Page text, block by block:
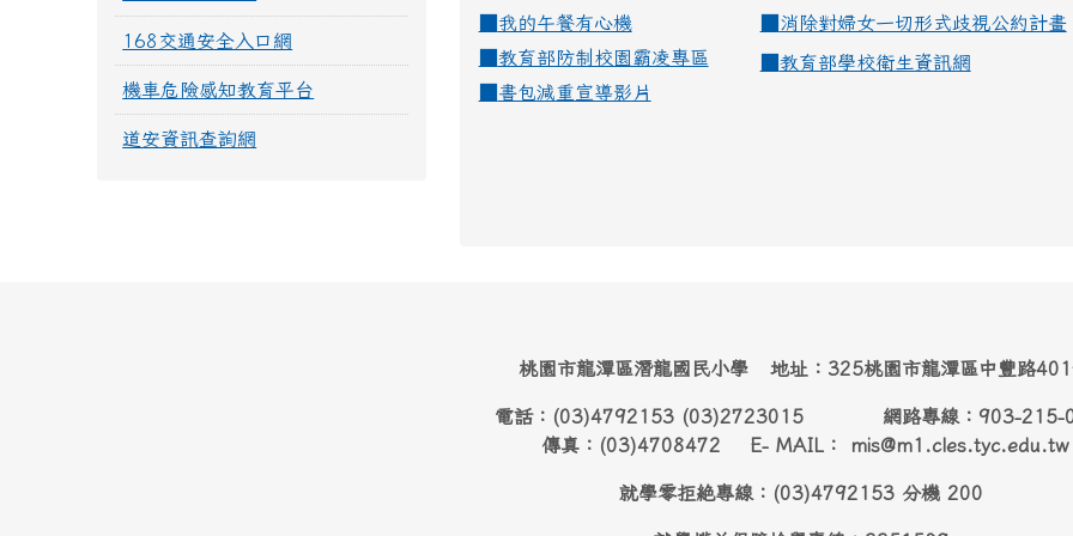
我的午餐有心機
消除對婦女一切形式歧視公約計畫
教育部防制校園霸凌專區
教育部學校衛生資訊網
書包減重宣導影片
168交通安全入口網
機車危險感知教育平台
道安資訊查詢網
桃園市龍潭區潛龍國民小學 地址：325桃園市龍潭區中豐路
電話：(03)4792153 (03)2723015 網路專線：903-215-
傳真：(03)4708472 E- MAIL： mis@m1.cles.tyc.edu.tw
就學零拒絶專線：(03)4792153 分機 200